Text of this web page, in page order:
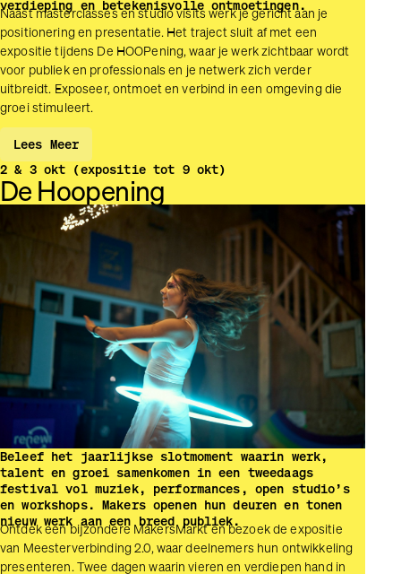
verdieping en betekenisvolle ontmoetingen.
Naast masterclasses en studio visits werk je gericht aan je
positionering en presentatie. Het traject sluit af met een
expositie tijdens De HOOPening, waar je werk zichtbaar wordt
voor publiek en professionals en je netwerk zich verder
uitbreidt. Exposeer, ontmoet en verbind in een omgeving die
groei stimuleert.
Lees Meer
2 & 3 okt (expositie tot 9 okt)
De Hoopening
Beleef het jaarlijkse slotmoment waarin werk,
talent en groei samenkomen in een tweedaags
festival vol muziek, performances, open studio’s
en workshops. Makers openen hun deuren en tonen
nieuw werk aan een breed publiek.
Ontdek een bijzondere MakersMarkt en bezoek de expositie
van Meester­verbinding 2.0, waar deelnemers hun ontwikkeling
presenteren. Twee dagen waarin vieren en verdiepen hand in